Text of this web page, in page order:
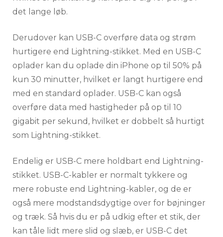
det lange løb.
Derudover kan USB-C overføre data og strøm
hurtigere end Lightning-stikket. Med en USB-C
oplader kan du oplade din iPhone op til 50% på
kun 30 minutter, hvilket er langt hurtigere end
med en standard oplader. USB-C kan også
overføre data med hastigheder på op til 10
gigabit per sekund, hvilket er dobbelt så hurtigt
som Lightning-stikket.
Endelig er USB-C mere holdbart end Lightning-
stikket. USB-C-kabler er normalt tykkere og
mere robuste end Lightning-kabler, og de er
også mere modstandsdygtige over for bøjninger
og træk. Så hvis du er på udkig efter et stik, der
kan tåle lidt mere slid og slæb, er USB-C det